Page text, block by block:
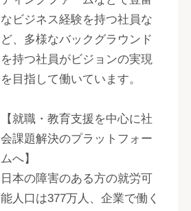
なビジネス経験を持つ社員な
ど、多様なバックグラウンド
を持つ社員がビジョンの実現
を目指して働いています。
【就職・教育支援を中心に社
会課題解決のプラットフォー
ムへ】
日本の障害のある方の就労可
能人口は377万人、企業で働く